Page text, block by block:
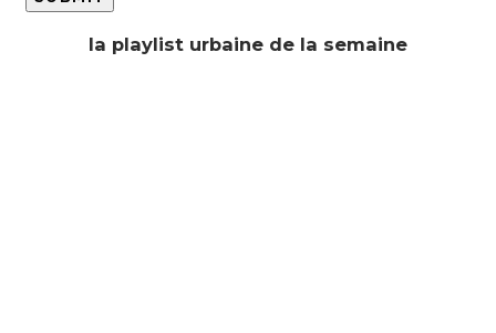
la playlist urbaine de la semaine